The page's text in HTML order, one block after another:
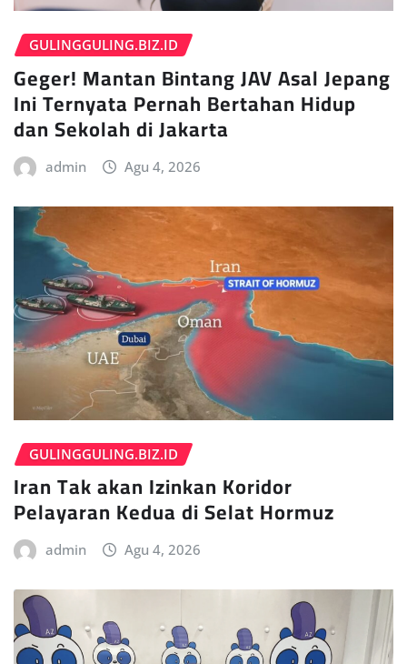
GULINGGULING.BIZ.ID
Geger! Mantan Bintang JAV Asal Jepang
Ini Ternyata Pernah Bertahan Hidup
dan Sekolah di Jakarta
admin Agu 4, 2026
GULINGGULING.BIZ.ID
Iran Tak akan Izinkan Koridor
Pelayaran Kedua di Selat Hormuz
admin Agu 4, 2026